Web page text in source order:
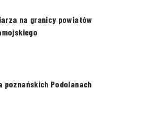
na granicy powiatów
poznańskich Podolanach